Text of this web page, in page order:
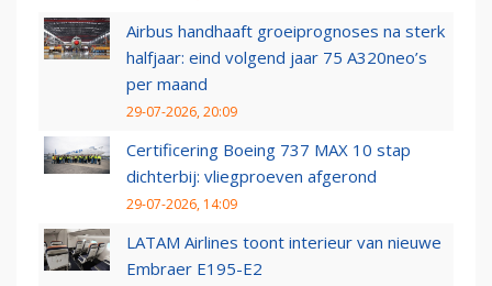
Airbus handhaaft groeiprognoses na sterk
halfjaar: eind volgend jaar 75 A320neo’s
per maand
29-07-2026, 20:09
Certificering Boeing 737 MAX 10 stap
dichterbij: vliegproeven afgerond
29-07-2026, 14:09
LATAM Airlines toont interieur van nieuwe
Embraer E195-E2